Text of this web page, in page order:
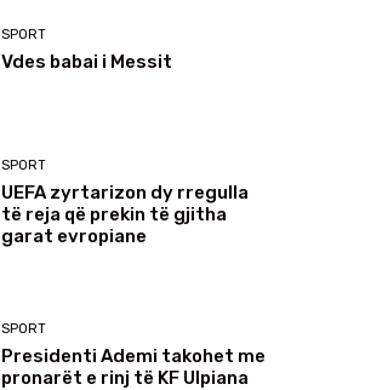
SPORT
Vdes babai i Messit
SPORT
UEFA zyrtarizon dy rregulla
të reja që prekin të gjitha
garat evropiane
SPORT
Presidenti Ademi takohet me
pronarët e rinj të KF Ulpiana